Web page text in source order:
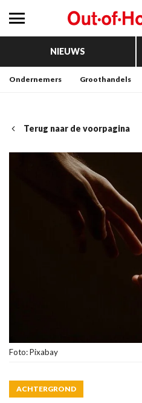
NIEUWS
Ondernemers Groothandels
Terug naar de voorpagina
Foto: Pixabay
ACHTERGROND